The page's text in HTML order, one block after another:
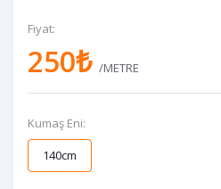
Fiyat:
250₺ /METRE
Kumaş Eni:
140cm